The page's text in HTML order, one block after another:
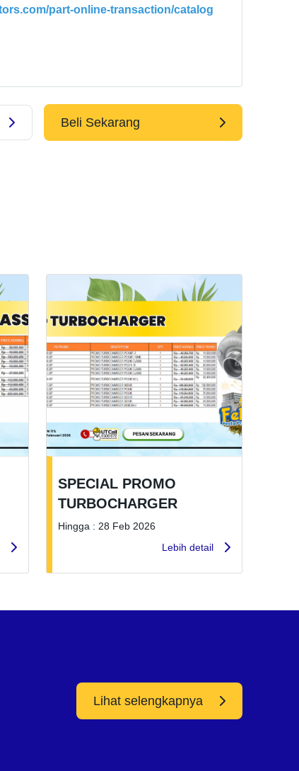
part-online-transaction/catalog
Beli Sekarang
SPECIAL PROMO
TURBOCHARGER
Hingga : 28 Feb 2026
Lebih detail
Lihat selengkapnya